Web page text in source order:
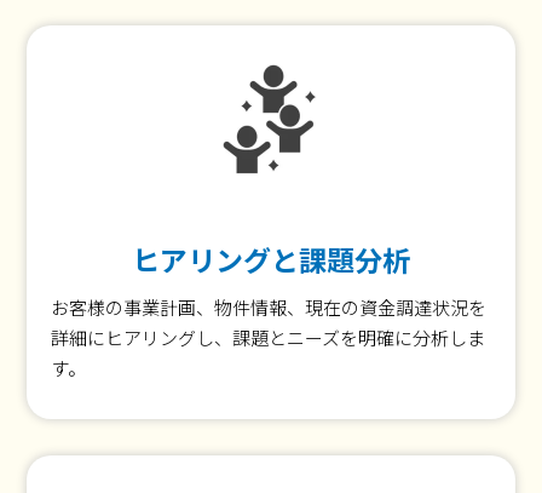
ヒアリングと課題分析
お客様の事業計画、物件情報、現在の資金調達状況を
詳細にヒアリングし、課題とニーズを明確に分析しま
す。